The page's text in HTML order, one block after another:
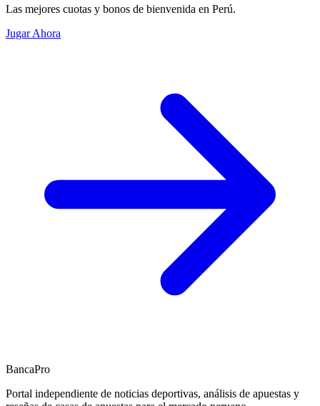
Las mejores cuotas y bonos de bienvenida en Perú.
Jugar Ahora
BancaPro
Portal independiente de noticias deportivas, análisis de apuestas y